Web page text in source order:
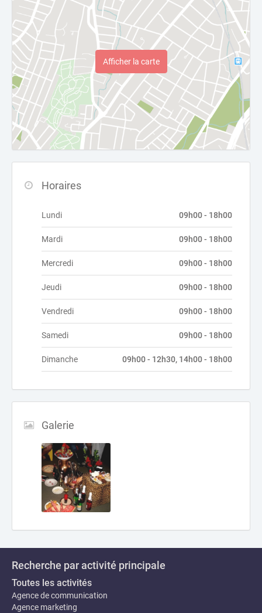
Afficher la carte
Horaires
Lundi 09h00 - 18h00
Mardi 09h00 - 18h00
Mercredi 09h00 - 18h00
Jeudi 09h00 - 18h00
Vendredi 09h00 - 18h00
Samedi 09h00 - 18h00
Dimanche 09h00 - 12h30, 14h00 - 18h00
Galerie
Recherche par activité principale
Toutes les activités
Agence de communication
Agence marketing